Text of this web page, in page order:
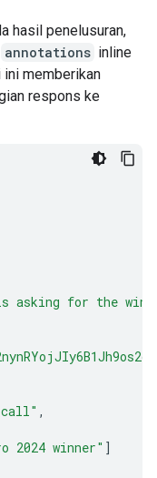
hasil penelusuran,
annotations inline
memberikan
respons ke
asking for the
,
2024 winner" ]